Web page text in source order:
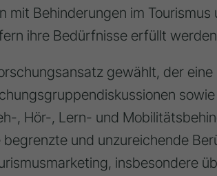
mit Behinderungen im
ihre Bedürfnisse erfüllt
gewählt, der eine
, Hör-, Lern- und
und unzureichende
insbesondere